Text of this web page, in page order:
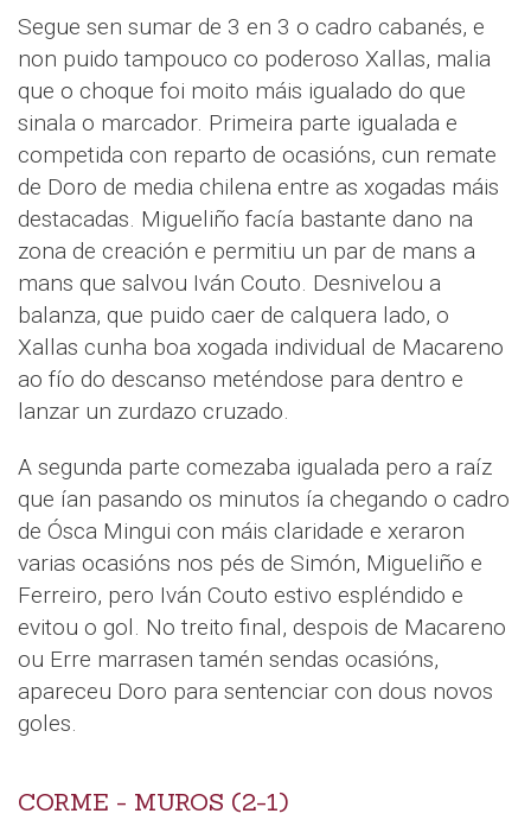
Segue sen sumar de 3 en 3 o cadro cabanés, e
non puido tampouco co poderoso Xallas, malia
que o choque foi moito máis igualado do que
sinala o marcador. Primeira parte igualada e
competida con reparto de ocasións, cun remate
de Doro de media chilena entre as xogadas máis
destacadas. Migueliño facía bastante dano na
zona de creación e permitiu un par de mans a
mans que salvou Iván Couto. Desnivelou a
balanza, que puido caer de calquera lado, o
Xallas cunha boa xogada individual de Macareno
ao fío do descanso meténdose para dentro e
lanzar un zurdazo cruzado.
A segunda parte comezaba igualada pero a raíz
que ían pasando os minutos ía chegando o cadro
de Ósca Mingui con máis claridade e xeraron
varias ocasións nos pés de Simón, Migueliño e
Ferreiro, pero Iván Couto estivo espléndido e
evitou o gol. No treito final, despois de Macareno
ou Erre marrasen tamén sendas ocasións,
apareceu Doro para sentenciar con dous novos
goles.
CORME - MUROS (2-1)